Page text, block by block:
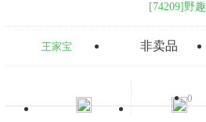
[74209]野趣
王家宝 非卖品
0